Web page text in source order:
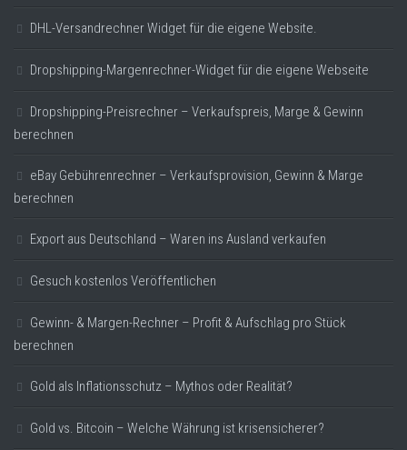
DHL-Versandrechner Widget für die eigene Website.
Dropshipping-Margenrechner-Widget für die eigene Webseite
Dropshipping-Preisrechner – Verkaufspreis, Marge & Gewinn
berechnen
eBay Gebührenrechner – Verkaufsprovision, Gewinn & Marge
berechnen
Export aus Deutschland – Waren ins Ausland verkaufen
Gesuch kostenlos Veröffentlichen
Gewinn- & Margen-Rechner – Profit & Aufschlag pro Stück
berechnen
Gold als Inflationsschutz – Mythos oder Realität?
Gold vs. Bitcoin – Welche Währung ist krisensicherer?